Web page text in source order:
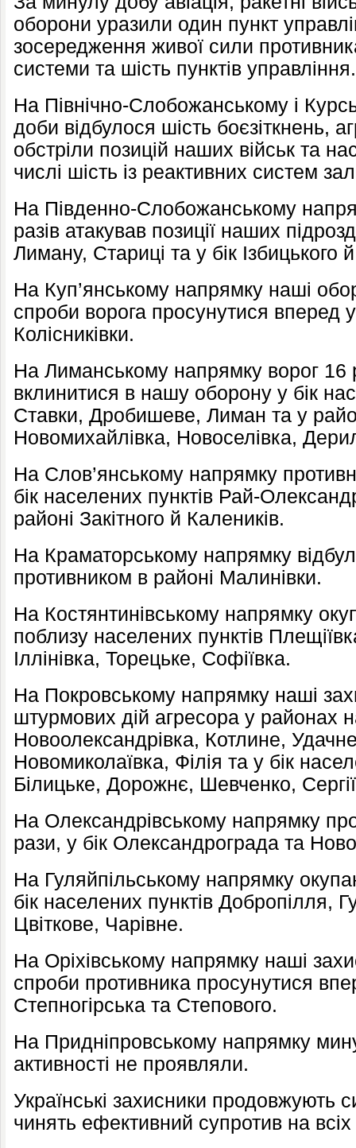
оборони уразили один пункт
зосередження живої сили
системи та шість пунктів управління.
На Північно-Слобожанському і
доби відбулося шість боєзіткнень,
обстріли позицій наших військ та
числі шість із реактивних систем
На Південно-Слобожанському
разів атакував позиції наших
Лиману, Стариці та у бік Ізбицького
На Куп’янському напрямку наші
спроби ворога просунутися вперед у
Колісниківки.
На Лиманському напрямку ворог 16
вклинитися в нашу оборону у бік
Ставки, Дробишеве, Лиман та у
Новомихайлівка, Новоселівка,
На Слов’янському напрямку
бік населених пунктів Рай-
районі Закітного й Калеників.
На Краматорському напрямку
противником в районі Малинівки.
На Костянтинівському напрямку
поблизу населених пунктів
Іллінівка, Торецьке, Софіївка.
На Покровському напрямку наші
штурмових дій агресора у районах
Новоолександрівка, Котлине,
Новомиколаївка, Філія та у бік
Білицьке, Дорожнє, Шевченко,
На Олександрівському напрямку
рази, у бік Олександрограда та
На Гуляйпільському напрямку
бік населених пунктів Добропілля,
Цвіткове, Чарівне.
На Оріхівському напрямку наші
спроби противника просунутися
Степногірська та Степового.
На Придніпровському напрямку
активності не проявляли.
Українські захисники продовжують
чинять ефективний супротив на